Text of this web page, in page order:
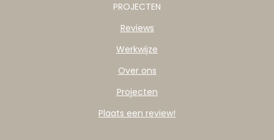
PROJECTEN
Reviews
Werkwijze
Over ons
Projecten
Plaats een review!